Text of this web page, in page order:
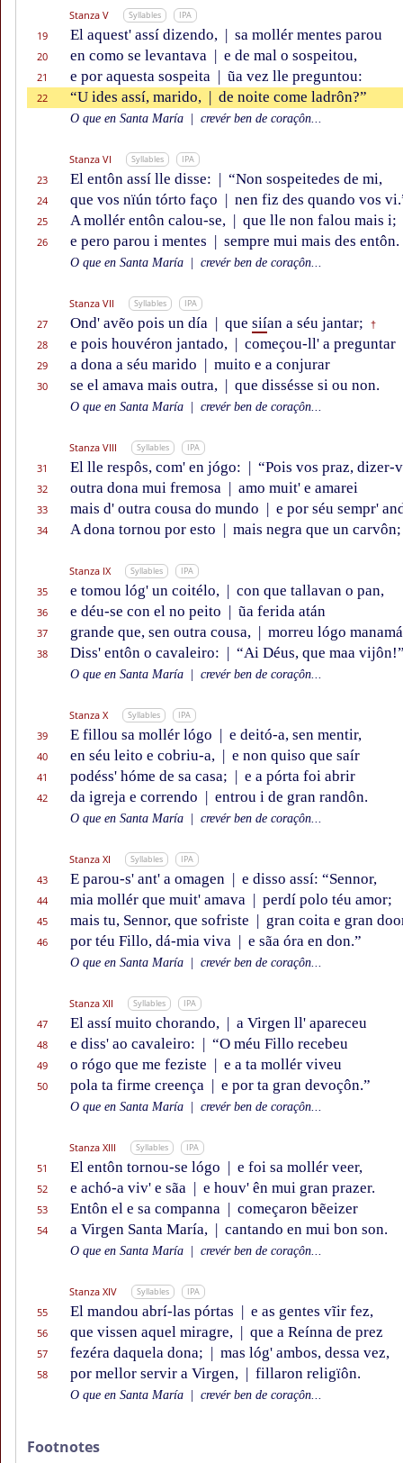
Stanza V Syllables IPA
19 El aquest' assí dizendo, | sa mollér mentes parou
20 en como se levantava | e de mal o sospeitou,
21 e por aquesta sospeita | ũa vez lle preguntou:
22 “U ides assí, marido, | de noite come ladrôn?”
O que en Santa María crevér ben de coraçôn...
Stanza VI Syllables IPA
23 El entôn assí lle disse: | “Non sospeitedes de mi,
24 que vos nïún tórto faço | nen fiz des quando vos
25 A mollér entôn calou-se, | que lle non falou mais i;
26 e pero parou i mentes | sempre mui mais des entôn.
O que en Santa María crevér ben de coraçôn...
Stanza VII Syllables IPA
27 Ond' avẽo pois un día | que siían a séu jantar; †
28 e pois houvéron jantado, | começou-ll' a preguntar
29 a dona a séu marido | muito e a conjurar
30 se el amava mais outra, | que dissésse si ou non.
O que en Santa María crevér ben de coraçôn...
Stanza VIII Syllables IPA
31 El lle respôs, com' en jógo: | “Pois vos praz, dizer-
32 outra dona mui fremosa | amo muit' e amarei
33 mais d' outra cousa do mundo | e por séu sempr'
34 A dona tornou por esto | mais negra que un carvôn;
Stanza IX Syllables IPA
35 e tomou lóg' un coitélo, | con que tallavan o pan,
36 e déu-se con el no peito | ũa ferida atán
37 grande que, sen outra cousa, | morreu lógo
38 Diss' entôn o cavaleiro: | “Ai Déus, que maa
O que en Santa María crevér ben de coraçôn...
Stanza X Syllables IPA
39 E fillou sa mollér lógo | e deitó-a, sen mentir,
40 en séu leito e cobriu-a, | e non quiso que saír
41 podéss' hóme de sa casa; | e a pórta foi abrir
42 da igreja e correndo | entrou i de gran randôn.
O que en Santa María crevér ben de coraçôn...
Stanza XI Syllables IPA
43 E parou-s' ant' a omagen | e disso assí: “Sennor,
44 mia mollér que muit' amava | perdí polo téu amor;
45 mais tu, Sennor, que sofriste | gran coita e gran
46 por téu Fillo, dá-mia viva | e sãa óra en don.”
O que en Santa María crevér ben de coraçôn...
Stanza XII Syllables IPA
47 El assí muito chorando, | a Virgen ll' apareceu
48 e diss' ao cavaleiro: | “O méu Fillo recebeu
49 o rógo que me feziste | e a ta mollér viveu
50 pola ta firme creença | e por ta gran devoçôn.”
O que en Santa María crevér ben de coraçôn...
Stanza XIII Syllables IPA
51 El entôn tornou-se lógo | e foi sa mollér veer,
52 e achó-a viv' e sãa | e houv' ên mui gran prazer.
53 Entôn el e sa companna | começaron bẽeizer
54 a Virgen Santa María, | cantando en mui bon son.
O que en Santa María crevér ben de coraçôn...
Stanza XIV Syllables IPA
55 El mandou abrí-las pórtas | e as gentes vĩir fez,
56 que vissen aquel miragre, | que a Reínna de prez
57 fezéra daquela dona; | mas lóg' ambos, dessa vez,
58 por mellor servir a Virgen, | fillaron religïôn.
O que en Santa María crevér ben de coraçôn...
Footnotes